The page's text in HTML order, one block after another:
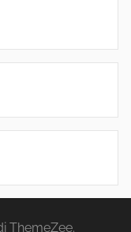
ThemeZee.